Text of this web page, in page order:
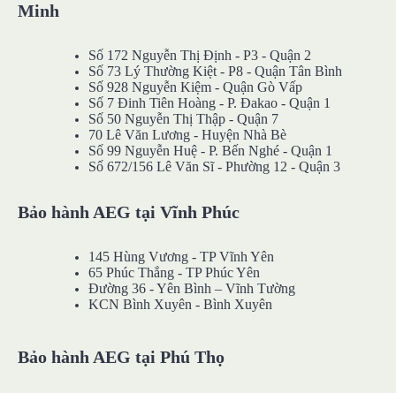
Minh
Số 172 Nguyễn Thị Định - P3 - Quận 2
Số 73 Lý Thường Kiệt - P8 - Quận Tân Bình
Số 928 Nguyễn Kiệm - Quận Gò Vấp
Số 7 Đinh Tiên Hoàng - P. Đakao - Quận 1
Số 50 Nguyễn Thị Thập - Quận 7
70 Lê Văn Lương - Huyện Nhà Bè
Số 99 Nguyễn Huệ - P. Bến Nghé - Quận 1
Số 672/156 Lê Văn Sĩ - Phường 12 - Quận 3
Bảo hành AEG tại Vĩnh Phúc
145 Hùng Vương - TP Vĩnh Yên
65 Phúc Thắng - TP Phúc Yên
Đường 36 - Yên Bình – Vĩnh Tường
KCN Bình Xuyên - Bình Xuyên
Bảo hành AEG tại Phú Thọ